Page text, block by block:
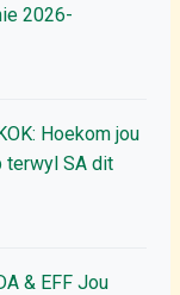
2026-
Hoekom jou
terwyl SA dit
& EFF Jou